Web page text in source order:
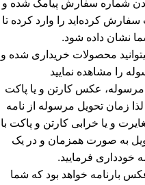
شماره سفارش پیامک شده و
کرده‌اید را وارد کرده تا
نشان داده شود.
محصولات خریداری شده و
را مشاهده نمایید
عکس کارتن و یا پاکت
زمان تحویل مرسوله از نامه
و یا خرابی کارتن و پاکت با
به صورت همزمان و در یک
فرمایید.
بارنامه خواهد بود که شما